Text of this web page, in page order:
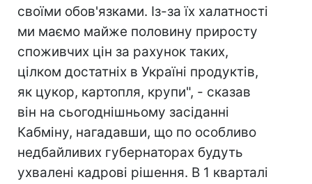
своїми обов'язками. Із-за їх халатності
ми маємо майже половину приросту
споживчих цін за рахунок таких,
цілком достатніх в Україні продуктів,
як цукор, картопля, крупи", - сказав
він на сьогоднішньому засіданні
Кабміну, нагадавши, що по особливо
недбайливих губернаторах будуть
ухвалені кадрові рішення. В 1 кварталі